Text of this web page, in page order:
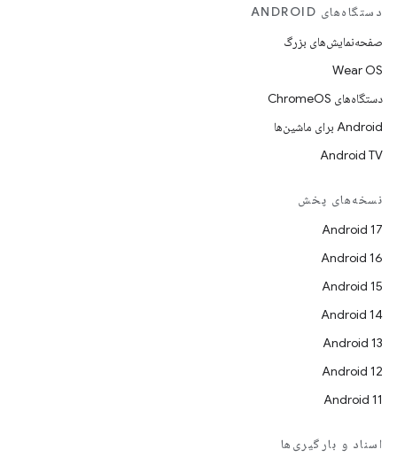
دستگاه‌های ANDROID
صفحه‌نمایش‌های بزرگ
Wear OS
دستگاه‌های ChromeOS
Android برای ماشین‌ها
Android TV
نسخه‌های پخش
Android 17
Android 16
Android 15
Android 14
Android 13
Android 12
Android 11
اسناد و بارگیری‌ها